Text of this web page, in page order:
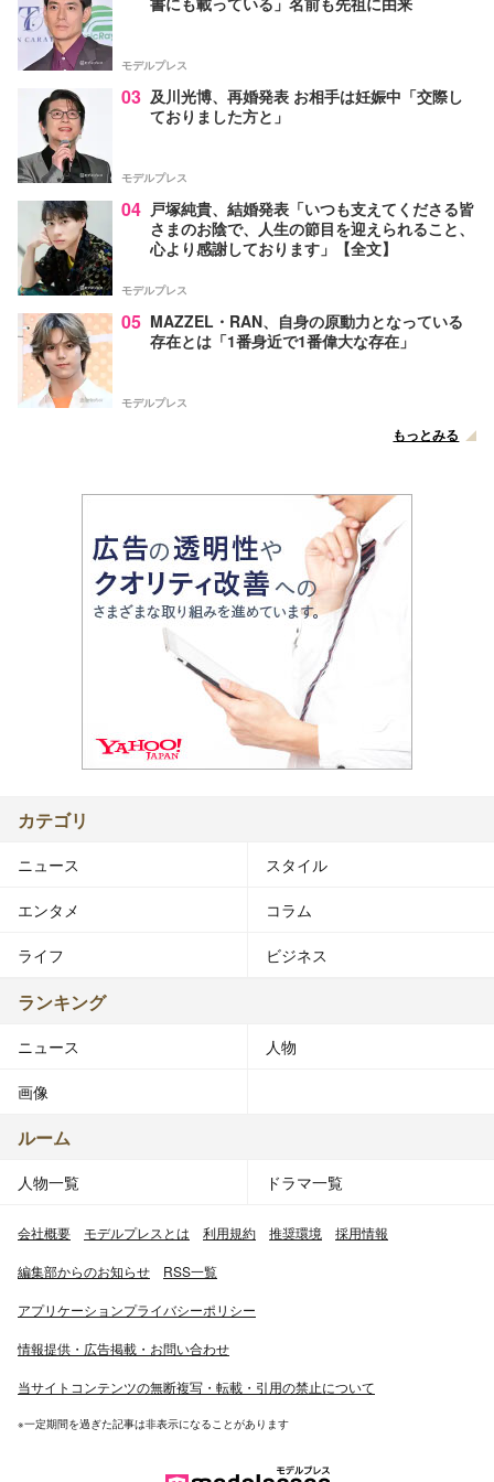
モデルプレス
03 及川光博、再婚発表 お相手は妊娠中「交際し
ておりました方と」
モデルプレス
04 戸塚純貴、結婚発表「いつも支えてくださる皆
さまのお陰で、人生の節目を迎えられること、
心より感謝しております」【全文】
モデルプレス
05 MAZZEL・RAN、自身の原動力となっている
存在とは「1番身近で1番偉大な存在」
モデルプレス
もっとみる
カテゴリ
ニュース スタイル
エンタメ コラム
ライフ ビジネス
ランキング
ニュース 人物
画像
ルーム
人物一覧 ドラマ一覧
会社概要 モデルプレスとは 利用規約 推奨環境 採用情報
編集部からのお知らせ RSS一覧
アプリケーションプライバシーポリシー
情報提供・広告掲載・お問い合わせ
当サイトコンテンツの無断複写・転載・引用の禁止について
※一定期間を過ぎた記事は非表示になることがあります